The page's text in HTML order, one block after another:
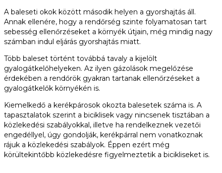
A baleseti okok között második helyen a gyorshajtás áll.
Annak ellenére, hogy a rendőrség szinte folyamatosan tart
sebesség ellenőrzéseket a környék útjain, még mindig nagy
számban indul eljárás gyorshajtás miatt.
Több baleset történt továbbá tavaly a kijelölt
gyalogátkelőhelyeken. Az ilyen gázolások megelőzése
érdekében a rendőrök gyakran tartanak ellenőrzéseket a
gyalogátkelők környékén is.
Kiemelkedő a kerékpárosok okozta balesetek száma is. A
tapasztalatok szerint a biciklisek vagy nincsenek tisztában a
közlekedési szabályokkal, illetve ha rendelkeznek vezetői
engedéllyel, úgy gondolják, kerékpárral nem vonatkoznak
rájuk a közlekedési szabályok. Éppen ezért még
körültekintőbb közlekedésre figyelmeztetik a bicikliseket is.